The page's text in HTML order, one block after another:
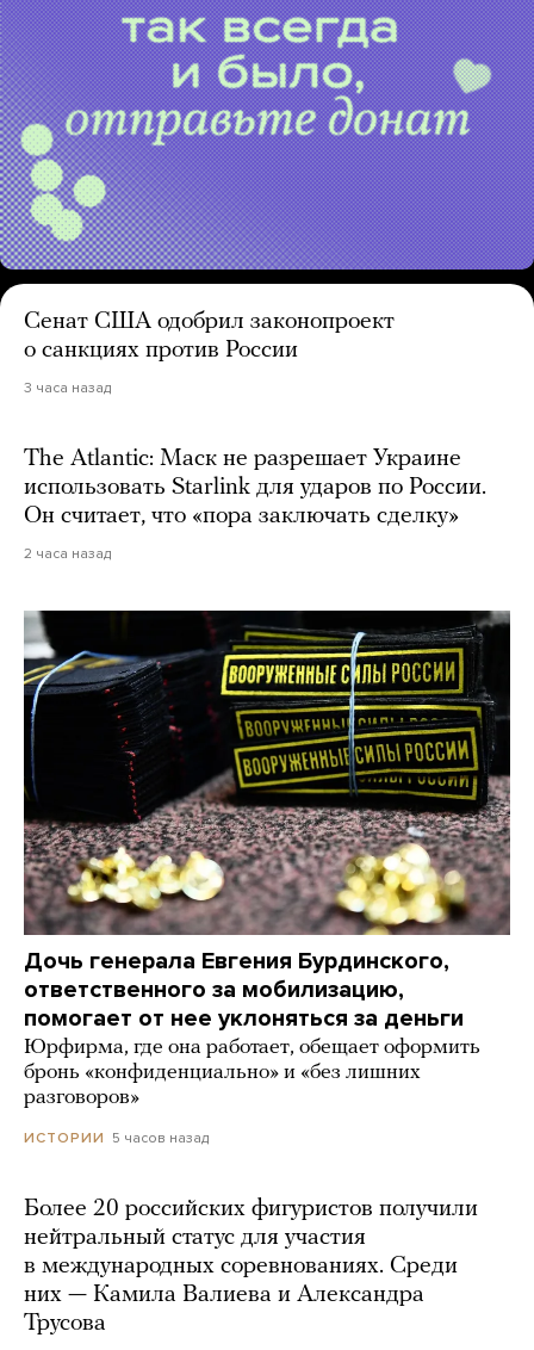
Сенат США одобрил законопроект
о санкциях против России
3 часа назад
The Atlantic: Маск не разрешает Украине
использовать Starlink для ударов по России.
Он считает, что «пора заключать сделку»
2 часа назад
Дочь генерала Евгения Бурдинского,
ответственного за мобилизацию,
помогает от нее уклоняться за деньги
Юрфирма, где она работает, обещает оформить
бронь «конфиденциально» и «без лишних
разговоров»
ИСТОРИИ 5 часов назад
Более 20 российских фигуристов получили
нейтральный статус для участия
в международных соревнованиях. Среди
них — Камила Валиева и Александра
Трусова